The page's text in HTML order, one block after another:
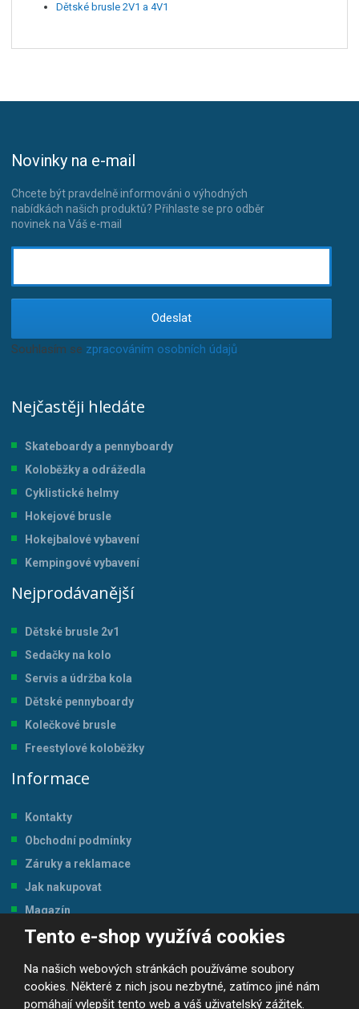
Tento e-shop využívá cookies
Na našich webových stránkách používáme soubory
cookies. Některé z nich jsou nezbytné, zatímco jiné nám
pomáhají vylepšit tento web a váš uživatelský zážitek.
Dětské brusle 2V1 a 4V1
Novinky na e-mail
Chcete být pravdelně informováni o výhodných
nabídkách našich produktů? Přihlaste se pro odběr
novinek na Váš e-mail
Odeslat
Souhlasím se zpracováním osobních údajů.
Nejčastěji hledáte
Skateboardy a pennyboardy
Koloběžky a odrážedla
Cyklistické helmy
Hokejové brusle
Hokejbalové vybavení
Kempingové vybavení
Nejprodávanější
Dětské brusle 2v1
Sedačky na kolo
Servis a údržba kola
Dětské pennyboardy
Kolečkové brusle
Freestylové koloběžky
Informace
Kontakty
Obchodní podmínky
Záruky a reklamace
Jak nakupovat
Magazín
Tabulka velikostí